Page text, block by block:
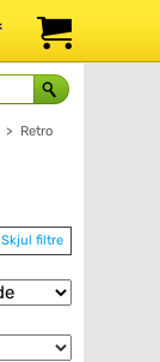
>
Retro
Skjul filtre